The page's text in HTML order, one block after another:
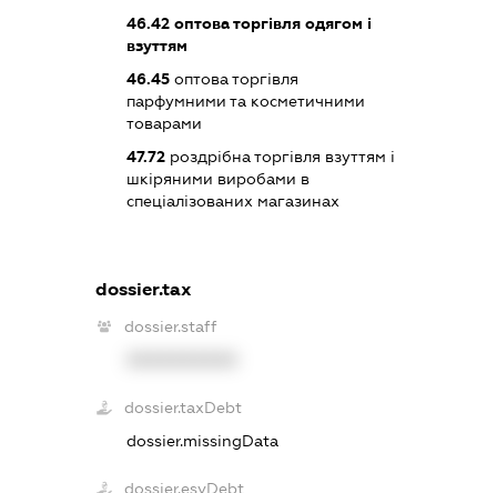
46.42 оптова торгівля одягом і
взуттям
46.45 оптова торгівля
парфумними та косметичними
товарами
47.72 роздрібна торгівля взуттям і
шкіряними виробами в
спеціалізованих магазинах
dossier.tax
dossier.staff
dossier.taxDebt
dossier.missingData
dossier.esvDebt